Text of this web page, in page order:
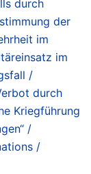
durch
der
im
im
/
durch
Kriegführung
/
/